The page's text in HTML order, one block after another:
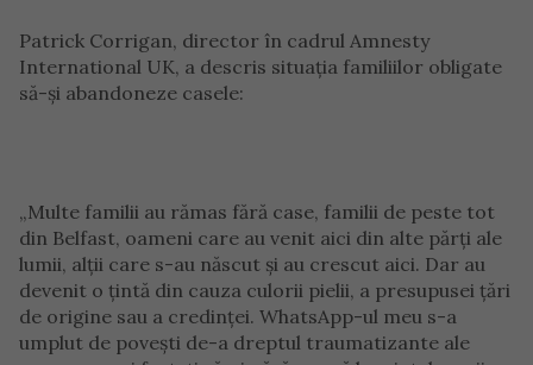
Patrick Corrigan, director în cadrul Amnesty
International UK, a descris situația familiilor obligate
să-și abandoneze casele:
„Multe familii au rămas fără case, familii de peste tot
din Belfast, oameni care au venit aici din alte părți ale
lumii, alții care s-au născut și au crescut aici. Dar au
devenit o țintă din cauza culorii pielii, a presupusei țări
de origine sau a credinței. WhatsApp-ul meu s-a
umplut de povești de-a dreptul traumatizante ale